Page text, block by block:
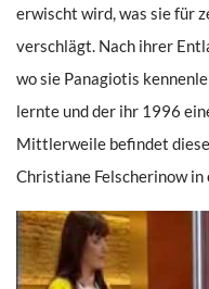
erwischt wird, was sie für
verschlägt. Nach ihrer
wo sie Panagiotis
lernte und der ihr 1996
Mittlerweile befindet
Christiane Felscherinow